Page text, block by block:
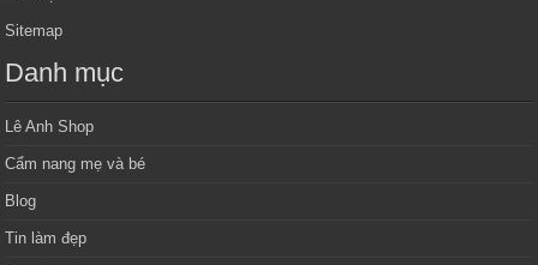
Sitemap
Danh mục
Lê Anh Shop
Cẩm nang mẹ và bé
Blog
Tin làm đẹp